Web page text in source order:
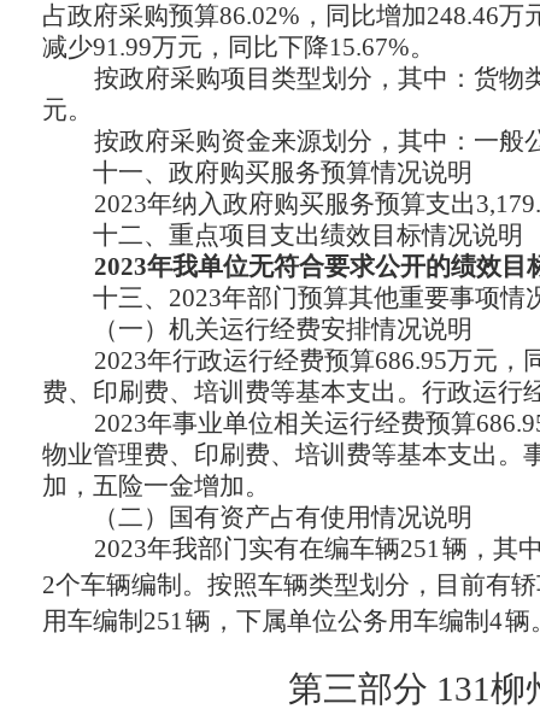
占政府采购预算86.02%，同比增加248.46万
减少91.99万元，同比下降15.67%。
按政府采购项目类型划分，其中：货物
元。
按政府采购资金来源划分，其中：一般
十一、 政府购买服务预算情况说明
2023年纳入政府购买服务预算支出
十二、 重点项目支出绩效目标情况说明
2023年我单位无符合要求公开的绩效目
十三、 2023年部门预算其他重要事项情
（一）机关运行经费安排情况说明
2023年行政运行经费预算686.95万元
费、印刷费、培训费等基本支出。行政运行
2023年事业单位相关运行经费预算
物业管理费、印刷费、培训费等基本支出。
加，五险一金增加。
（二）国有资产占有使用情况说明
2023年我部门实有在编车辆251辆， 其
2个车辆编制。按照车辆类型划分，目前有
用车编制 251辆，下属单位公务用车编制 4辆
第三部分 131柳